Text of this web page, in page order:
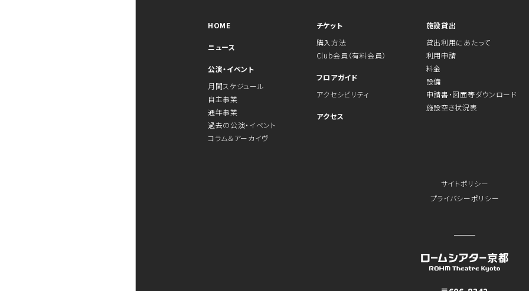
HOME
ニュース
公演・イベント
月間スケジュール
自主事業
通年事業
過去の公演・イベント
コラム＆アーカイヴ
チケット
購入方法
Club会員（有料会員）
フロアガイド
アクセシビリティ
アクセス
施設貸出
貸出利用にあたって
利用申請
料金
設備
申請書・図面等ダウンロード
施設空き状況表
サイトポリシー
プライバシーポリシー